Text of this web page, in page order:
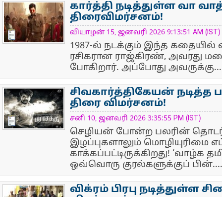
NewsIcon
கார்த்தி நடித்துள்ள வா
திரைவிமர்சனம்!
வியாழன் 15, ஜனவரி 2026 9:13:51 AM (IST)
1987-ல் நடக்கும் இந்த கதையில்
ரசிகரான ராஜ்கிரண், அவரது
போகிறார். அப்போது அவருக்கு...
NewsIcon
சிவகார்த்திகேயன் நடித்த
திரை விமர்சனம்!
சனி 10, ஜனவரி 2026 3:35:55 PM (IST)
செழியன் போன்ற பலரின்
இழப்புகளாலும் மொழியுரிமை
காக்கப்பட்டிருக்கிறது! ‘வாழ்க
ஒவ்வொரு குரல்களுக்குப் பின்....
விக்ரம் பிரபு நடித்துள்ள